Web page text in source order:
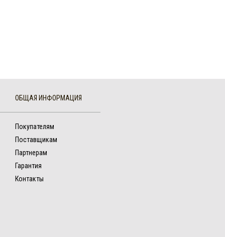
ОБЩАЯ ИНФОРМАЦИЯ
Покупателям
Поставщикам
Партнерам
Гарантия
Контакты